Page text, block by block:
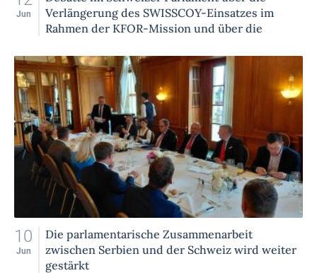
Jun
Verlängerung des SWISSCOY-Einsatzes im
Rahmen der KFOR-Mission und über die
im Kosovo und Metochien
10
Jun
Die parlamentarische Zusammenarbeit
zwischen Serbien und der Schweiz wird weiter
gestärkt